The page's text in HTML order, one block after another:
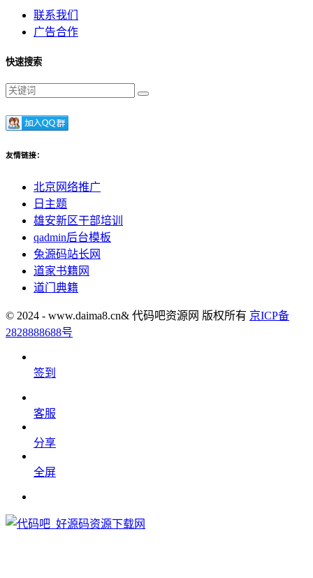
联系我们
广告合作
快速搜索
友情链接：
北京网络推广
日主题
雄安新区干部培训
qadmin后台模板
兔源码站长网
道家书籍网
道门典籍
© 2024 - www.daima8.cn& 代码吧资源网 版权所有 京ICP备
2828888688号
签到
客服
分享
全屏